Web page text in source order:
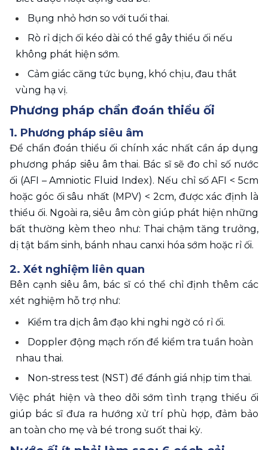
Bụng nhỏ hơn so với tuổi thai.
Rò rỉ dịch ối kéo dài có thể gây thiểu ối nếu
không phát hiện sớm.
Cảm giác căng tức bụng, khó chịu, đau thắt
vùng hạ vị.
Phương pháp chẩn đoán thiểu ối
1. Phương pháp siêu âm
Để chẩn đoán thiểu ối chính xác nhất cần áp dụng
phương pháp siêu âm thai. Bác sĩ sẽ đo chỉ số nước
ối (AFI – Amniotic Fluid Index). Nếu chỉ số AFI < 5cm
hoặc góc ối sâu nhất (MPV) < 2cm, được xác định là
thiểu ối. Ngoài ra, siêu âm còn giúp phát hiện những
bất thường kèm theo như: Thai chậm tăng trưởng,
dị tật bẩm sinh, bánh nhau canxi hóa sớm hoặc rỉ ối.
2. Xét nghiệm liên quan
Bên cạnh siêu âm, bác sĩ có thể chỉ định thêm các
xét nghiệm hỗ trợ như:
Kiểm tra dịch âm đạo khi nghi ngờ có rỉ ối.
Doppler động mạch rốn để kiểm tra tuần hoàn
nhau thai.
Non-stress test (NST) để đánh giá nhịp tim thai.
Việc phát hiện và theo dõi sớm tình trạng thiểu ối
giúp bác sĩ đưa ra hướng xử trí phù hợp, đảm bảo
an toàn cho mẹ và bé trong suốt thai kỳ.